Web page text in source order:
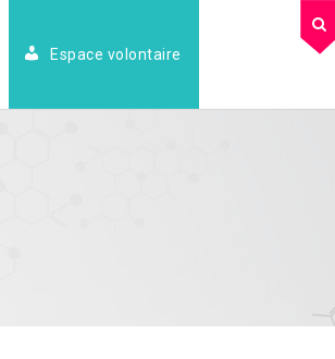
Espace volontaire